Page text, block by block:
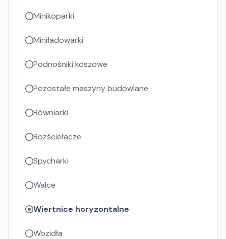
Minikoparki
Miniładowarki
Podnośniki koszowe
Pozostałe maszyny budowlane
Równiarki
Rozściełacze
Spycharki
Walce
Wiertnice horyzontalne
Wozidła